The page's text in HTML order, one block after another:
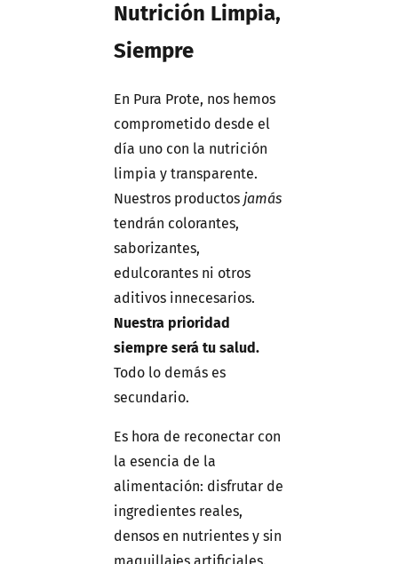
Nutrición Limpia,
Siempre
En Pura Prote, nos hemos
comprometido desde el
día uno con la nutrición
limpia y transparente.
Nuestros productos jamás
tendrán colorantes,
saborizantes,
edulcorantes ni otros
aditivos innecesarios.
Nuestra prioridad
siempre será tu salud.
Todo lo demás es
secundario.
Es hora de reconectar con
la esencia de la
alimentación: disfrutar de
ingredientes reales,
densos en nutrientes y sin